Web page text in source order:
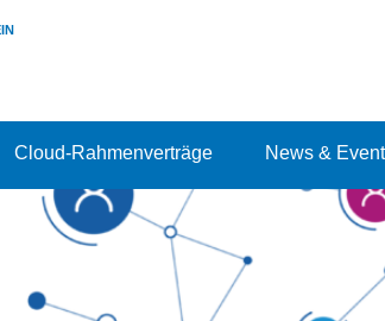
Cloud-Rahmenverträge News &